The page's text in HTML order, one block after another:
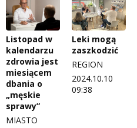
Listopad w
kalendarzu
zdrowia jest
miesiącem
dbania o
„męskie
sprawy”
MIASTO
Leki mogą
zaszkodzić
REGION
2024.10.10
09:38